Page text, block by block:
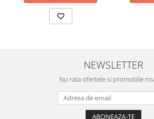
NEWSLETTER
Nu rata ofertele si promotiile